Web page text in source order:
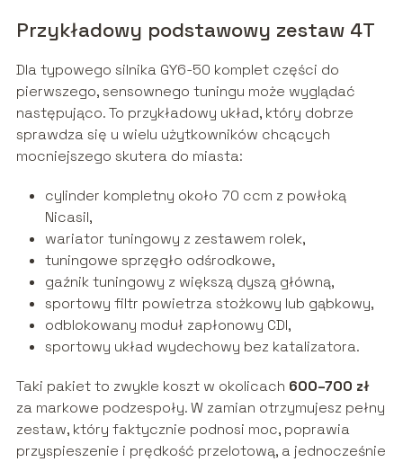
Przykładowy podstawowy zestaw 4T
Dla typowego silnika GY6-50 komplet części do
pierwszego, sensownego tuningu może wyglądać
następująco. To przykładowy układ, który dobrze
sprawdza się u wielu użytkowników chcących
mocniejszego skutera do miasta:
cylinder kompletny około 70 ccm z powłoką
Nicasil,
wariator tuningowy z zestawem rolek,
tuningowe sprzęgło odśrodkowe,
gaźnik tuningowy z większą dyszą główną,
sportowy filtr powietrza stożkowy lub gąbkowy,
odblokowany moduł zapłonowy CDI,
sportowy układ wydechowy bez katalizatora.
Taki pakiet to zwykle koszt w okolicach 600–700 zł
za markowe podzespoły. W zamian otrzymujesz pełny
zestaw, który faktycznie podnosi moc, poprawia
przyspieszenie i prędkość przelotową, a jednocześnie